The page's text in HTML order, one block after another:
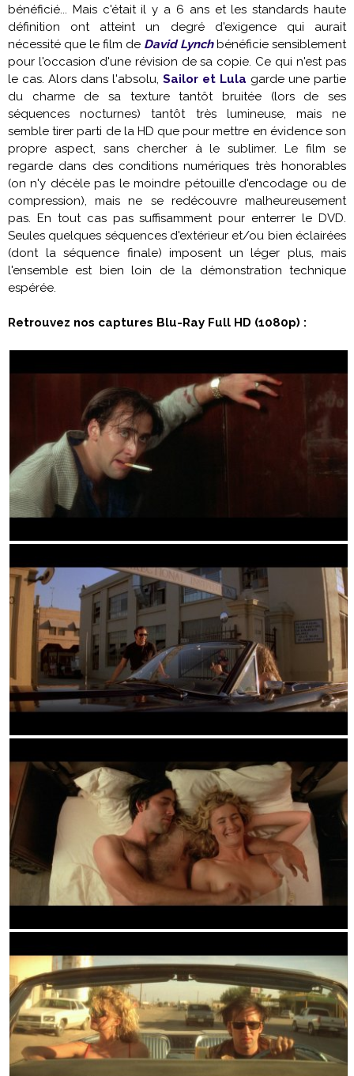
bénéficié... Mais c'était il y a 6 ans et les standards haute
définition ont atteint un degré d'exigence qui aurait
nécessité que le film de David Lynchbénéficie sensiblement
pour l'occasion d'une révision de sa copie. Ce qui n'est pas
le cas. Alors dans l'absolu, Sailor et Lula garde une partie
du charme de sa texture tantôt bruitée (lors de ses
séquences nocturnes) tantôt très lumineuse, mais ne
semble tirer parti de la HD que pour mettre en évidence son
propre aspect, sans chercher à le sublimer. Le film se
regarde dans des conditions numériques très honorables
(on n'y décèle pas le moindre pétouille d'encodage ou de
compression), mais ne se redécouvre malheureusement
pas. En tout cas pas suffisamment pour enterrer le DVD.
Seules quelques séquences d'extérieur et/ou bien éclairées
(dont la séquence finale) imposent un léger plus, mais
l'ensemble est bien loin de la démonstration technique
espérée.
Retrouvez nos captures Blu-Ray Full HD (1080p) :